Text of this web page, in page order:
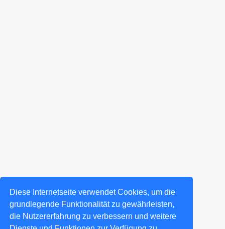
Diese Internetseite verwendet Cookies, um die
grundlegende Funktionalität zu gewährleisten,
die Nutzererfahrung zu verbessern und weitere